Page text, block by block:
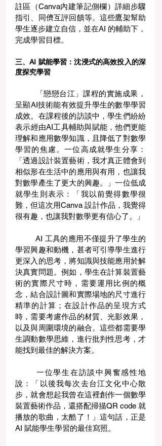
註區（Canva內建筆記側欄）詳細步驟
指引、同儕互評回饋等。這些鷹架幫助
學生逐步建立自信，並在AI 的輔助下，
完成學習目標。
三、AI 賦能學習：沈浸式的高效投入的深
度探究學習
呈顯AI技術能有效提升學生的數學學習
成效。在課程後的訪談中，學生們紛紛
表示經由AI工具輔助與賦能，他們更能
理解和應用數學知識，且降低了對數學
學習的焦慮。一位高成就學生分享：
「透過設計裝置藝術，我才真正體會到
相似形在生活中的應用與有用，也讓我
對數學產生了更大的興趣。」一位低成
就學生則表示：「我以前覺得數學很
難，但這次用Canva 設計作品，我覺得
很有趣，也讓我對數學更有信心了。」
	AI 工具的應用不僅提升了學生的
學習興趣和動機，甚者可引導學生進行
更深入的思考，將知識與技能應用於解
決真實問題。例如，學生在計算裝置藝
術的實際尺寸時，需要運用比例的概
念，結合設計圖和實際場地的尺寸進行
精準的計算；在設計作品的呈現方式
時，需要考慮作品的材質、光影效果，
以及與周圍環境的融合。這些都需要學
生調動數學思維，進行批判性思考，才
能找到最佳的解決方案。
說：「以後我每次去台江文化中心散
步，就會想起我曾在這裡創作一個數學
裝置藝術作品，還搭配掃描QR code 就
播放的歌曲，太酷了！」這句話，正是
AI 賦能學生學習的最佳寫照。